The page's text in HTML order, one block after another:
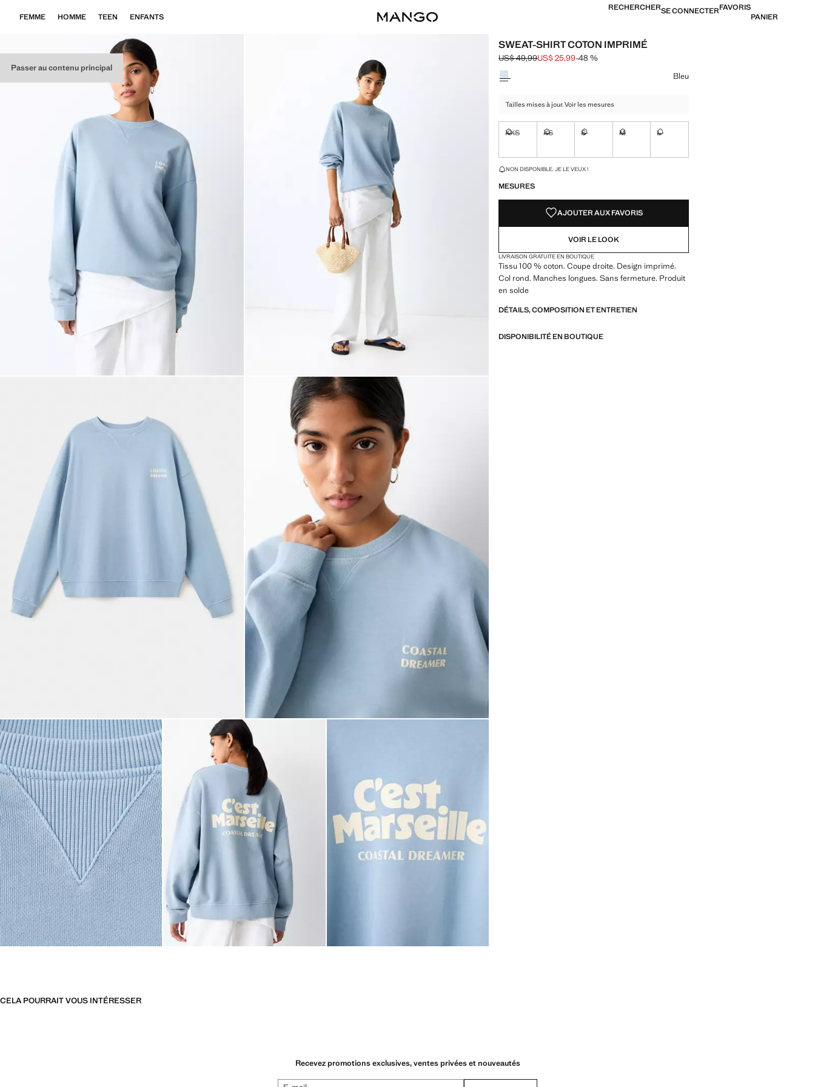
Passer au contenu principal
FEMME HOMME TEEN ENFANTS
RECHERCHERSE CONNECTERFAVORIS
PANIER
SWEAT-SHIRT COTON IMPRIMÉ
Prix initial barré [US$ 49,99 ]
US$ 49,99
Prix actuel [US$ 25,99 ]
US$ 25,99-48 %
Choisissez une couleur
Bleu
Tailles mises à jour. Voir les mesures
XXS XS S M L
DERNIÈRES UNITÉS !
NON DISPONIBLE. JE LE VEUX !
MESURES
AJOUTER AUX FAVORIS
VOIR LE LOOK
LIVRAISON GRATUITE EN BOUTIQUE
Tissu 100 % coton. Coupe droite. Design imprimé.
Col rond. Manches longues. Sans fermeture. Produit
en solde
DÉTAILS, COMPOSITION ET ENTRETIEN
DISPONIBILITÉ EN BOUTIQUE
CELA POURRAIT VOUS INTÉRESSER
Recevez promotions exclusives, ventes privées et nouveautés